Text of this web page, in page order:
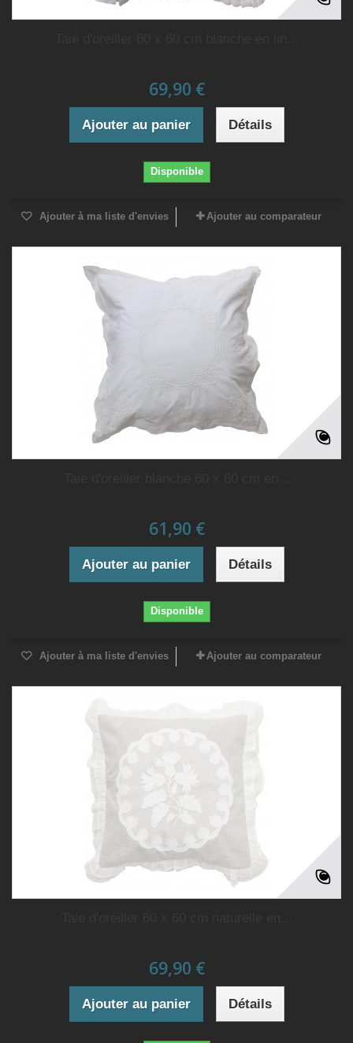
69,90 €
Ajouter au panier Détails
Disponible
Ajouter à ma liste d'envies Ajouter au comparateur
61,90 €
Ajouter au panier Détails
Disponible
Ajouter à ma liste d'envies Ajouter au comparateur
69,90 €
Ajouter au panier Détails